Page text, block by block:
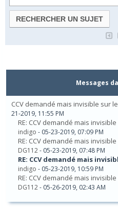
Messages
CCV demandé mais invisible sur
21-2019, 11:55 PM
RE: CCV demandé mais
indigo - 05-23-2019, 07:09 PM
RE: CCV demandé mais
DG112- 05-23-2019, 07:48 PM
RE: CCV demandé mais
indigo - 05-23-2019, 10:59 PM
RE: CCV demandé mais
DG112- 05-26-2019, 02:43 AM